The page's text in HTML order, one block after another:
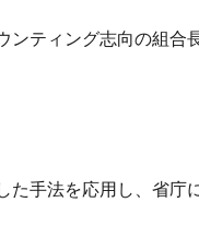
ティング志向の組合
手法を応用し、省庁